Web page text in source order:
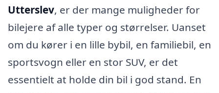
Utterslev, er der mange muligheder for
bilejere af alle typer og størrelser. Uanset
om du kører i en lille bybil, en familiebil, en
sportsvogn eller en stor SUV, er det
essentielt at holde din bil i god stand. En